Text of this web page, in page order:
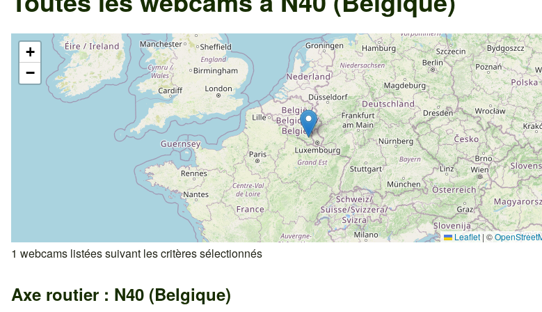
+
−
Leaflet | ©
1 webcams listées suivant les critères sélectionnés
Axe routier : N40 (Belgique)